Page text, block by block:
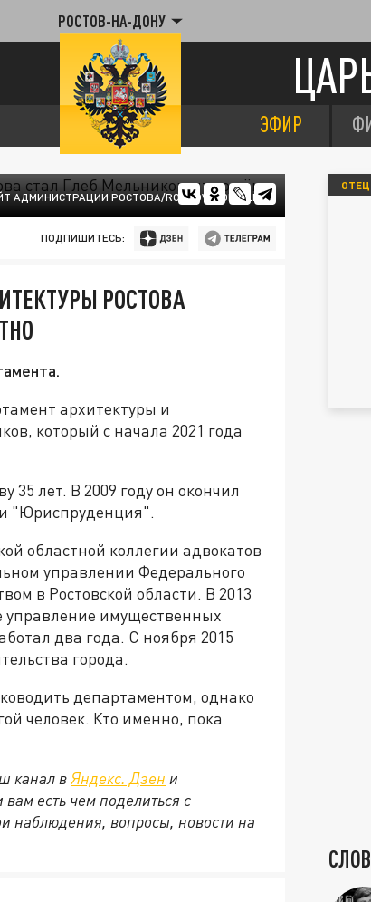
РОСТОВ-НА-ДОНУ
ЭФИР
АДМИНИСТРАЦИИ РОСТОВА/ROSTOV-GOROD.RU
ПОДПИШИТЕСЬ:
РОСТОВА
архитектуры и
который с начала 2021 года
35 лет. В 2009 году он окончил
"Юриспруденция".
областной коллегии адвокатов
управлении Федерального
в Ростовской области. В 2013
управление имущественных
два года. С ноября 2015
города.
департаментом, однако
человек. Кто именно, пока
канал вЯндекс. Дзен и
вам есть чем поделиться с
наблюдения, вопросы, новости на